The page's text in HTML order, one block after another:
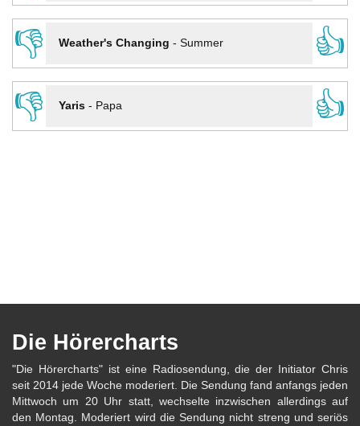
👎
Weather's Changing - Summer
👍
👎
Yaris- Papa 👍
Die Hörercharts
"Die Hörercharts" ist eine Radiosendung, die der Initiator Chris
seit 2014 jede Woche moderiert. Die Sendung fand anfangs jeden
Mittwoch um 20 Uhr statt, wechselte inzwischen allerdings auf
den Montag. Moderiert wird die Sendung nicht streng und seriös